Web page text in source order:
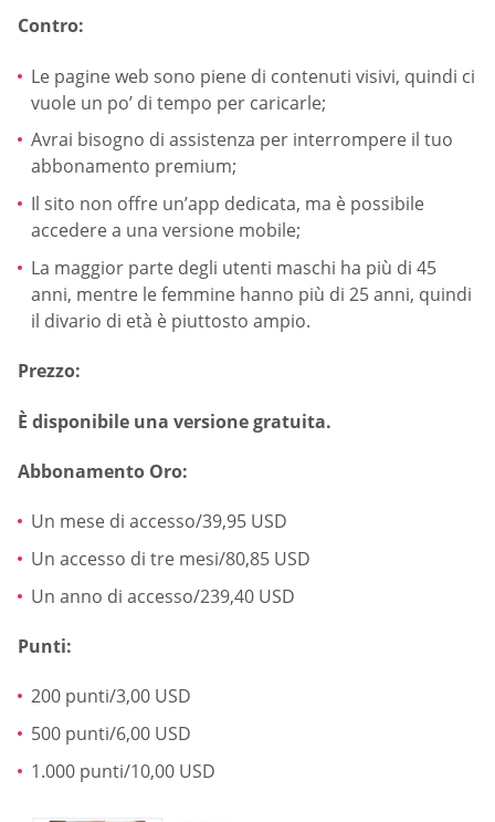
Contro:
Le pagine web sono piene di contenuti visivi, quindi ci
vuole un po’ di tempo per caricarle;
Avrai bisogno di assistenza per interrompere il tuo
abbonamento premium;
Il sito non offre un’app dedicata, ma è possibile
accedere a una versione mobile;
La maggior parte degli utenti maschi ha più di 45
anni, mentre le femmine hanno più di 25 anni, quindi
il divario di età è piuttosto ampio.
Prezzo:
È disponibile una versione gratuita.
Abbonamento Oro:
Un mese di accesso/39,95 USD
Un accesso di tre mesi/80,85 USD
Un anno di accesso/239,40 USD
Punti:
200 punti/3,00 USD
500 punti/6,00 USD
1.000 punti/10,00 USD